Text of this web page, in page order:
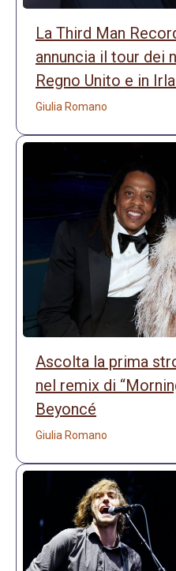
La Third Man
annuncia il tour dei
Regno Unito e in
Giulia Romano
Ascolta la prima
nel remix di
Beyoncé
Giulia Romano